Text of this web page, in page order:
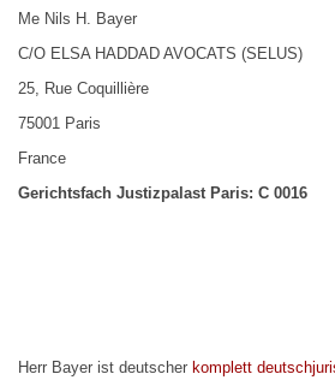
Me Nils H. Bayer
C/O ELSA HADDAD AVOCATS (SELUS)
25, Rue Coquillière
75001 Paris
France
Gerichtsfach Justizpalast Paris: C 0016
Herr Bayer ist deutscher komplett